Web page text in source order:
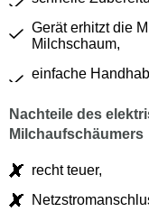
Gerät erhitzt die
Milchschaum,
einfache
Nachteile des
Milchaufschäumers
recht teuer,